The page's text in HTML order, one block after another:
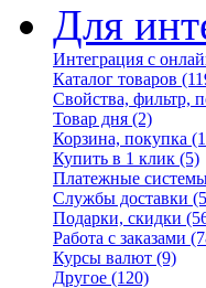
Для
Интеграция с
Каталог товаров
Свойства, фильтр,
Товар дня (2)
Корзина, покупка
Купить в 1 клик (5)
Платежные
Службы доставки
Подарки, скидки
Работа с заказами
Курсы валют (9)
Другое (120)